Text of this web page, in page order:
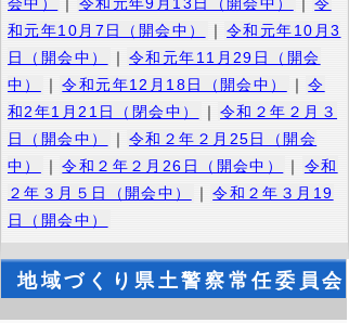
和元年10月7日（開会中）
｜ 令和元年10月3
日（開会中）
｜ 令和元年11月29日（開会
中）
｜ 令和元年12月18日（開会中） ｜ 令
和2年1月21日（閉会中）
｜ 令和２年２月３
日（開会中）
｜ 令和２年２月25日（開会
中）
｜ 令和２年２月26日（開会中） ｜
令和
２年３月５日（開会中）
｜ 令和２年３月19
日（開会中）
地域づくり県土警察常任委員会